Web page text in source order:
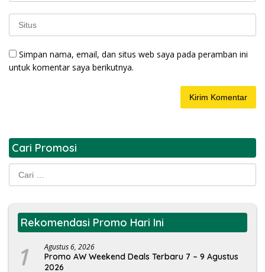
Simpan nama, email, dan situs web saya pada peramban ini
untuk komentar saya berikutnya.
Cari Promosi
Cari
untuk:
Rekomendasi Promo Hari Ini
1 Agustus 6, 2026
Promo AW Weekend Deals Terbaru 7 – 9 Agustus
2026